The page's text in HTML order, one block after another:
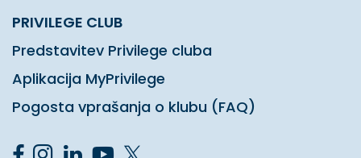
PRIVILEGE CLUB
Predstavitev Privilege cluba
Aplikacija MyPrivilege
Pogosta vprašanja o klubu (FAQ)